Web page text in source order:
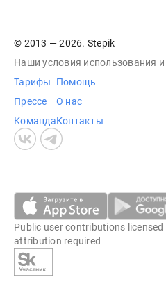
© 2013 — 2026. Stepik
Наши условия использования и
Тарифы
Прессе
Команда
Помощь
О нас
Контакты
Public user contributions
attribution required